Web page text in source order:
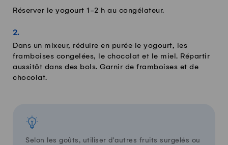
Réserver le yogourt 1-2 h au congélateur.
Dans un mixeur, réduire en purée le yogourt, les
framboises congelées, le chocolat et le miel. Répartir
aussitôt dans des bols. Garnir de framboises et de
chocolat.
Selon les goûts, utiliser d'autres fruits surgelés ou